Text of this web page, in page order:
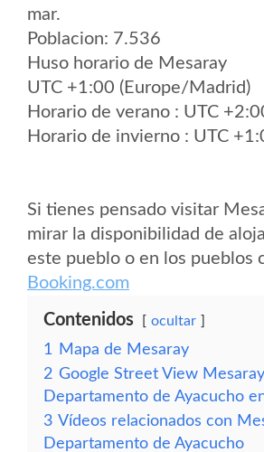
mar.
Poblacion: 7.536
Huso horario de Mesaray
UTC +1:00 (Europe/Madrid)
Horario de verano : UTC
Horario de invierno : UTC
Si tienes pensado visitar
mirar la disponibilidad de
este pueblo o en los pueblos
Booking.com
Contenidos ocultar
1
Mapa de Mesaray
2 Google Street View
Departamento de Ayacucho
3 Vídeos relacionados con
Departamento de Ayacucho